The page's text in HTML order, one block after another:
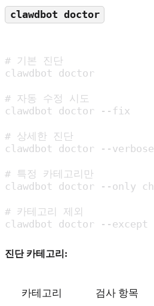
clawdbot doctor
# 기본 진단
clawdbot doctor
# 자동 수정 시도
clawdbot doctor --fix
# 상세한 진단
clawdbot doctor --verbose
# 특정 카테고리만
clawdbot doctor --only
# 카테고리 제외
clawdbot doctor --except
진단 카테고리:
카테고리 검사 항목